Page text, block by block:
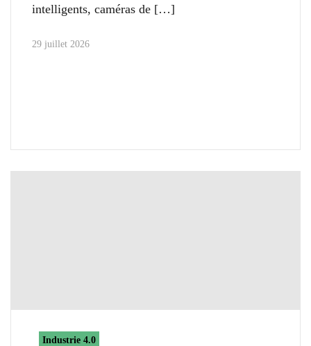
intelligents, caméras de
29 juillet 2026
Industrie 4.0